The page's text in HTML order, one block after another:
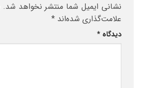
نشانی ایمیل شما منتشر نخواهد شد.
علامت‌گذاری شده‌اند *
دیدگاه *